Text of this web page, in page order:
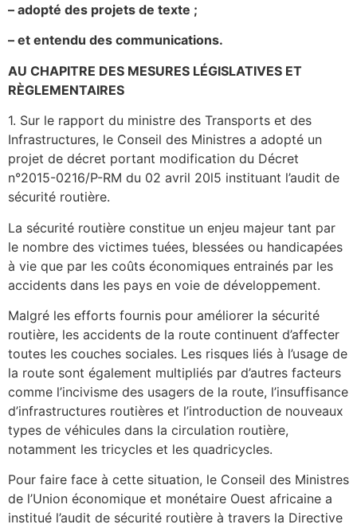
– adopté des projets de texte ;
– et entendu des communications.
AU CHAPITRE DES MESURES LÉGISLATIVES ET
RÈGLEMENTAIRES
1. Sur le rapport du ministre des Transports et des
Infrastructures, le Conseil des Ministres a adopté un
projet de décret portant modification du Décret
n°2015-0216/P-RM du 02 avril 20l5 instituant l’audit de
sécurité routière.
La sécurité routière constitue un enjeu majeur tant par
le nombre des victimes tuées, blessées ou handicapées
à vie que par les coûts économiques entrainés par les
accidents dans les pays en voie de développement.
Malgré les efforts fournis pour améliorer la sécurité
routière, les accidents de la route continuent d’affecter
toutes les couches sociales. Les risques liés à l’usage de
la route sont également multipliés par d’autres facteurs
comme l’incivisme des usagers de la route, l’insuffisance
d’infrastructures routières et l’introduction de nouveaux
types de véhicules dans la circulation routière,
notamment les tricycles et les quadricycles.
Pour faire face à cette situation, le Conseil des Ministres
de l’Union économique et monétaire Ouest africaine a
institué l’audit de sécurité routière à travers la Directive